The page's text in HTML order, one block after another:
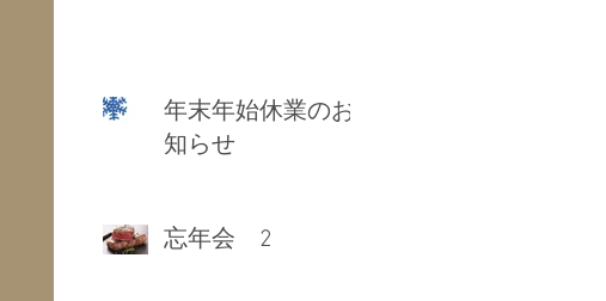
年末年始休業のお
知らせ
忘年会 2